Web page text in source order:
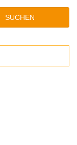
SUCHEN